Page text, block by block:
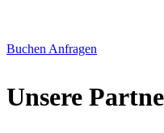
Buchen Anfragen
Unsere